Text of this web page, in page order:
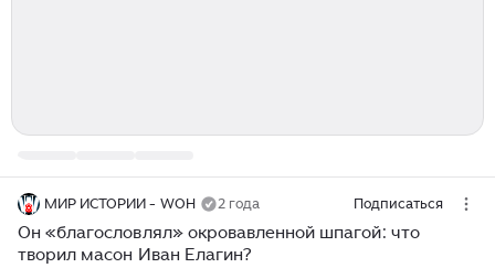
МИР ИСТОРИИ - WOH 2 года Подписаться
Он «благословлял» окровавленной шпагой: что
творил масон Иван Елагин?